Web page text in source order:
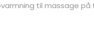
til massage på